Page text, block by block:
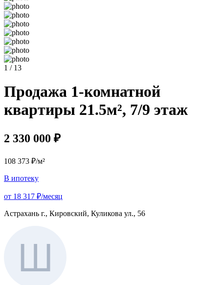
1 / 13
Продажа 1-комнатной
квартиры 21.5м², 7/9 этаж
2 330 000 ₽
108 373 ₽/м²
В ипотеку
от 18 317 ₽/месяц
Астрахань г., Кировский, Куликова ул., 56